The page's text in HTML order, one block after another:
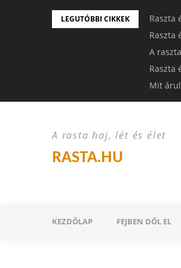
LEGUTÓBBI CIKKEK
Raszta
Raszta
A
Raszta
Mit
A rasta haj, lét és élet
RASTA.HU
KEZDŐLAP FEJBEN DŐL EL